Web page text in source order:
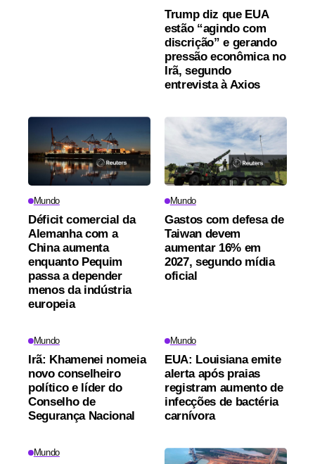
Trump diz que EUA
estão “agindo com
discrição” e gerando
pressão econômica no
Irã, segundo
entrevista à Axios
Mundo
Déficit comercial da
Alemanha com a
China aumenta
enquanto Pequim
passa a depender
menos da indústria
europeia
Mundo
Gastos com defesa de
Taiwan devem
aumentar 16% em
2027, segundo mídia
oficial
Mundo
Irã: Khamenei nomeia
novo conselheiro
político e líder do
Conselho de
Segurança Nacional
Mundo
EUA: Louisiana emite
alerta após praias
registram aumento de
infecções de bactéria
carnívora
Mundo